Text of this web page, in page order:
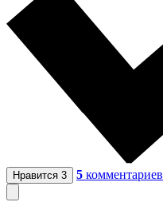
Нравится 3 5 комментариев